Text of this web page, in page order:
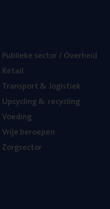
Publie­ke sec­tor / Overheid
Retail
Trans­port& logistiek
Upcy­cling& recycling
Voe­ding
Vrije beroe­pen
Zorg­sec­tor